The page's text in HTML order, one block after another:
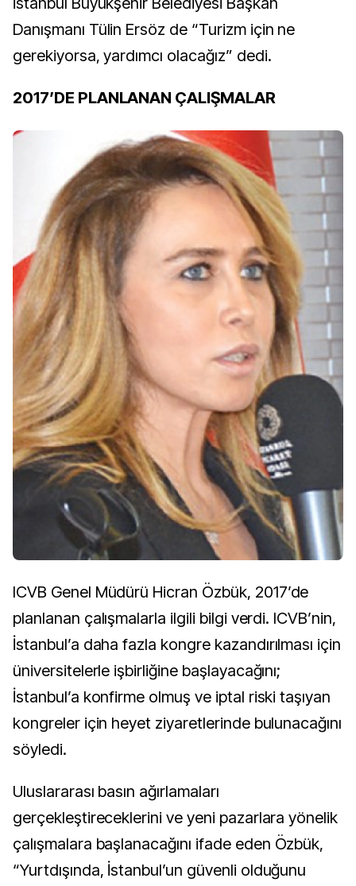
Danışmanı Tülin Ersöz de “Turizm için ne
gerekiyorsa, yardımcı olacağız” dedi.
2017’DE PLANLANAN ÇALIŞMALAR
ICVB Genel Müdürü Hicran Özbük, 2017’de
planlanan çalışmalarla ilgili bilgi verdi. ICVB’nin,
İstanbul’a daha fazla kongre kazandırılması için
üniversitelerle işbirliğine başlayacağını;
İstanbul’a konfirme olmuş ve iptal riski taşıyan
kongreler için heyet ziyaretlerinde bulunacağını
söyledi.
Uluslararası basın ağırlamaları
gerçekleştireceklerini ve yeni pazarlara yönelik
çalışmalara başlanacağını ifade eden Özbük,
“Yurtdışında, İstanbul’un güvenli olduğunu